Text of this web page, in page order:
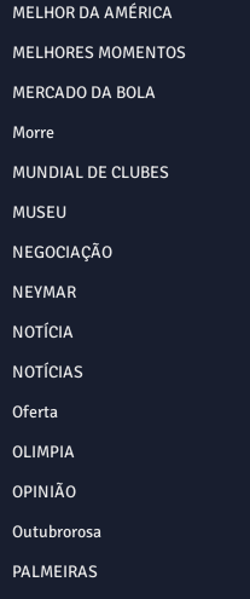
MELHOR DA AMÉRICA
MELHORES MOMENTOS
MERCADO DA BOLA
Morre
MUNDIAL DE CLUBES
MUSEU
NEGOCIAÇÃO
NEYMAR
NOTÍCIA
NOTÍCIAS
Oferta
OLIMPIA
OPINIÃO
Outubrorosa
PALMEIRAS